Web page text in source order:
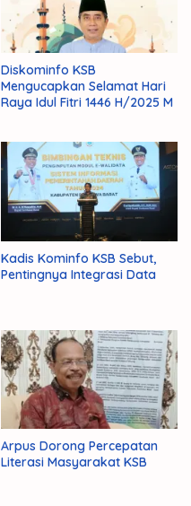
Diskominfo KSB
Mengucapkan Selamat Hari
Raya Idul Fitri 1446 H/2025 M
Kadis Kominfo KSB Sebut,
Pentingnya Integrasi Data
Arpus Dorong Percepatan
Literasi Masyarakat KSB